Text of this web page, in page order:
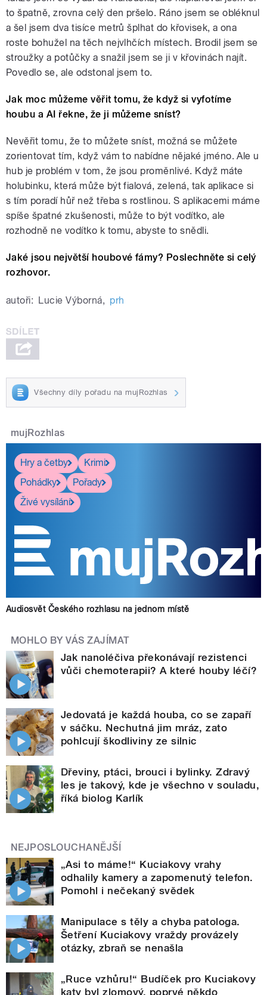
to špatně, zrovna celý den pršelo. Ráno jsem se obléknul
a šel jsem dva tisíce metrů šplhat do křovisek, a ona
roste bohužel na těch nejvlhčích místech. Brodil jsem se
stroužky a potůčky a snažil jsem se ji v křovinách najít.
Povedlo se, ale odstonal jsem to.
Jak moc můžeme věřit tomu, že když si vyfotíme
houbu a AI řekne, že ji můžeme sníst?
Nevěřit tomu, že to můžete sníst, možná se můžete
zorientovat tím, když vám to nabídne nějaké jméno. Ale u
hub je problém v tom, že jsou proměnlivé. Když máte
holubinku, která může být fialová, zelená, tak aplikace si
s tím poradí hůř než třeba s rostlinou. S aplikacemi máme
spíše špatné zkušenosti, může to být vodítko, ale
rozhodně ne vodítko k tomu, abyste to snědli.
Jaké jsou největší houbové fámy? Poslechněte si celý
rozhovor.
autoři: Lucie Výborná, prh
Všechny díly pořadu na mujRozhlas
mujRozhlas
Hry a četby
Krimi
Pohádky
Pořady
Živé vysílání
Audiosvět Českého rozhlasu na jednom místě
MOHLO BY VÁS ZAJÍMAT
Jak nanoléčiva překonávají rezistenci
vůči chemoterapii? A které houby léčí?
Jedovatá je každá houba, co se zapaří
v sáčku. Nechutná jim mráz, zato
pohlcují škodliviny ze silnic
Dřeviny, ptáci, brouci i bylinky. Zdravý
les je takový, kde je všechno v souladu,
říká biolog Karlík
NEJPOSLOUCHANĚJŠÍ
„Asi to máme!“ Kuciakovy vrahy
odhalily kamery a zapomenutý telefon.
Pomohl i nečekaný svědek
Manipulace s těly a chyba patologa.
Šetření Kuciakovy vraždy provázely
otázky, zbraň se nenašla
„Ruce vzhůru!“ Budíček pro Kuciakovy
katy byl zlomový, poprvé někdo